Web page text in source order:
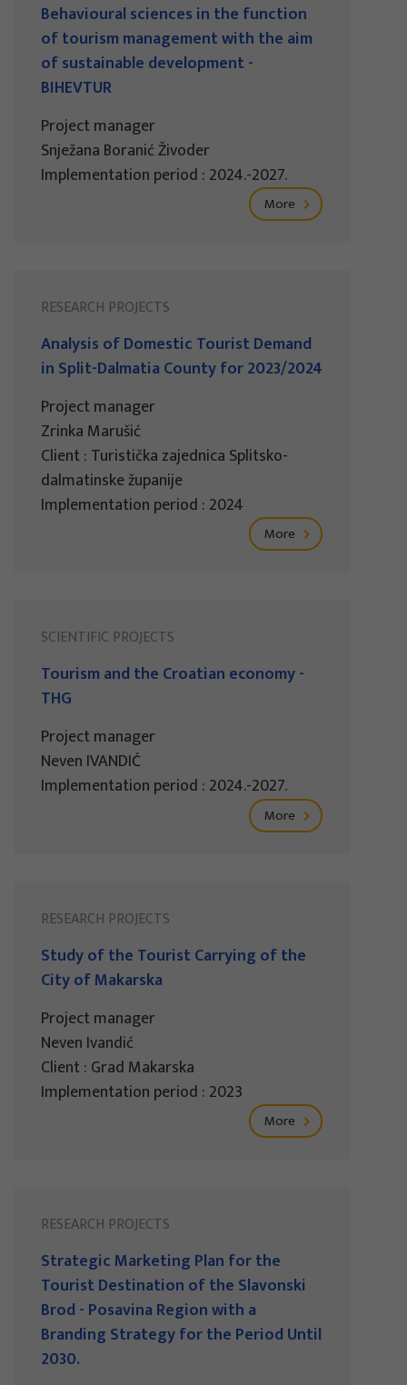
Behavioural sciences in the function
of tourism management with the aim
of sustainable development -
BIHEVTUR
Project manager
Snježana Boranić Živoder
Implementation period : 2024.-2027.
More
RESEARCH PROJECTS
Analysis of Domestic Tourist Demand
in Split-Dalmatia County for 2023/2024
Project manager
Zrinka Marušić
Client : Turistička zajednica Splitsko-
dalmatinske županije
Implementation period : 2024
More
SCIENTIFIC PROJECTS
Tourism and the Croatian economy -
THG
Project manager
Neven IVANDIĆ
Implementation period : 2024.-2027.
More
RESEARCH PROJECTS
Study of the Tourist Carrying of the
City of Makarska
Project manager
Neven Ivandić
Client : Grad Makarska
Implementation period : 2023
More
RESEARCH PROJECTS
Strategic Marketing Plan for the
Tourist Destination of the Slavonski
Brod - Posavina Region with a
Branding Strategy for the Period Until
2030.